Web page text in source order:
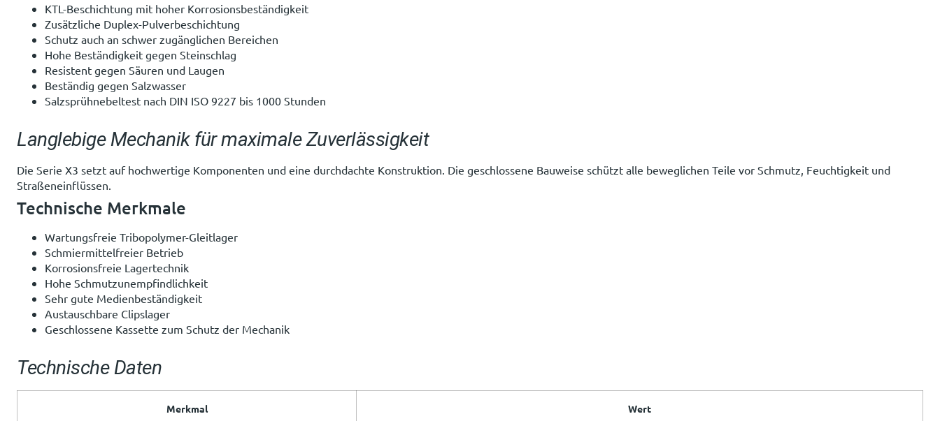
KTL-Beschichtung mit hoher Korrosionsbeständigkeit
Zusätzliche Duplex-Pulverbeschichtung
Schutz auch an schwer zugänglichen Bereichen
Hohe Beständigkeit gegen Steinschlag
Resistent gegen Säuren und Laugen
Beständig gegen Salzwasser
Salzsprühnebeltest nach DIN ISO 9227 bis 1000 Stunden
Langlebige Mechanik für maximale Zuverlässigkeit
Die Serie X3 setzt auf hochwertige Komponenten und eine durchdachte Konstruktion. Die geschlossene Bauweise schützt alle beweglichen Teile vor Schmutz, Feuchtigkeit und
Straßeneinflüssen.
Technische Merkmale
Wartungsfreie Tribopolymer-Gleitlager
Schmiermittelfreier Betrieb
Korrosionsfreie Lagertechnik
Hohe Schmutzunempfindlichkeit
Sehr gute Medienbeständigkeit
Austauschbare Clipslager
Geschlossene Kassette zum Schutz der Mechanik
Technische Daten
Merkmal Wert